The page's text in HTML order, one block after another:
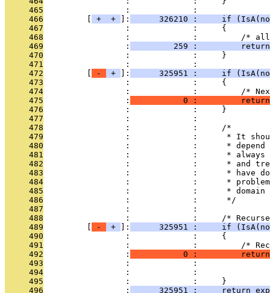
     465
                 :             :
     466
+ + ]:
326210 :     if
     467
                 :             :     {
     468
:             :         /*
     469
                 :
259 :
     470
                 :             :     }
     471
                 :             :
     472
- + ]:
325951 :     if
     473
                 :             :     {
     474
:             :         /*
     475
                 :
0 :
     476
                 :             :     }
     477
                 :             :
     478
                 :             :     /*
     479
:             :      * It
     480
:             :      *
     481
:             :      *
     482
:             :      * and
     483
:             :      * have
     484
:             :      *
     485
:             :      *
     486
                 :             :      */
     487
                 :             :
     488
:             :     /*
     489
- + ]:
325951 :     if
     490
                 :             :     {
     491
:             :         /*
     492
                 :
0 :
     493
:             :
     494
:             :
     495
                 :             :     }
     496
                 :
325951 :     return